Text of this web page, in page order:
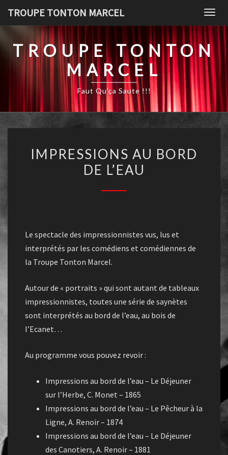
TROUPE TONTON MARCEL
TROUPE TONTON
MARCEL
Faut Qu'ça Saute !!!
IMPRESSIONS AU BORD
DE L’EAU
Le spectacle des impressionnistes vus, lus et
interprétés par les comédiens et comédiennes de
la Troupe Tonton Marcel.
Autour de « portraits » qui sont autant de tableaux
impressionnistes, toutes une série de saynètes
sont interprétés au bord de l’eau, au bois de
l’Ecanet…
Au programme vous pouvez revoir :
Impressions au bord de l’eau – Le Déjeuner
sur l’Herbe, C. Monet – 1865
Impressions au bord de l’eau – Le Pêcheur à la
Ligne, A. Renoir – 1874
Impressions au bord de l’eau – Le Déjeuner
des Canotiers, A. Renoir – 1881